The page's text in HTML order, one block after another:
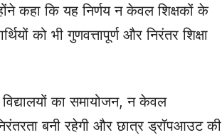
कहा कि यह निर्णय न केवल शिक्षकों के
को भी गुणवत्तापूर्ण और निरंतर शिक्षा
का समायोजन, न केवल
बनी रहेगी और छात्र ड्रॉपआउट की